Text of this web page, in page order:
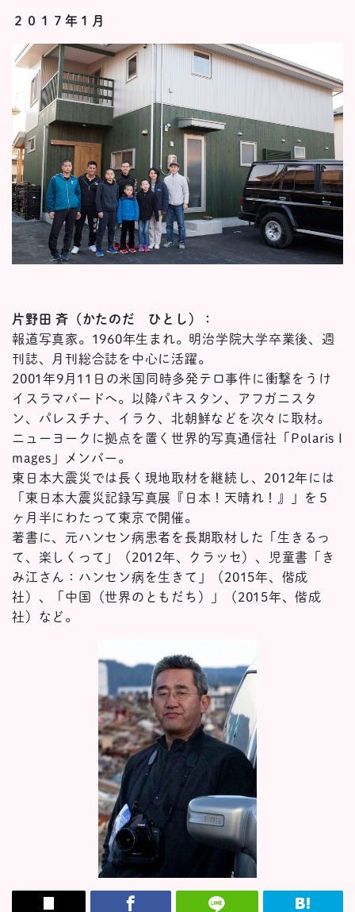
２０１７年１月
片野田 斉（かたのだ ひとし）：
報道写真家。1960年生まれ。明治学院大学卒業後、週
刊誌、月刊総合誌を中心に活躍。
2001年9月11日の米国同時多発テロ事件に衝撃をうけ
イスラマバードへ。以降パキスタン、アフガニスタ
ン、パレスチナ、イラク、北朝鮮などを次々に取材。
ニューヨークに拠点を置く世界的写真通信社「Polaris I
mages」メンバー。
東日本大震災では長く現地取材を継続し、2012年には
「東日本大震災記録写真展『日本！天晴れ！』」を５
ヶ月半にわたって東京で開催。
著書に、元ハンセン病患者を長期取材した「生きるっ
て、楽しくって」（2012年、クラッセ）、児童書「き
み江さん：ハンセン病を生きて」（2015年、偕成
社）、「中国（世界のともだち）」（2015年、偕成
社）など。